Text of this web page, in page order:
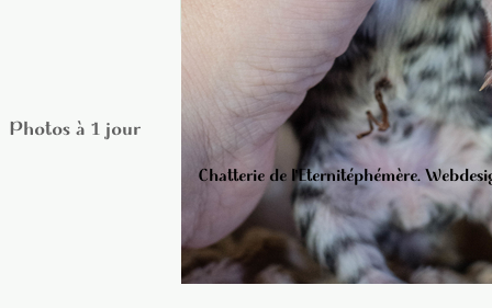
Photos à 1 jour
Chatterie de l'Eternitéphémère.